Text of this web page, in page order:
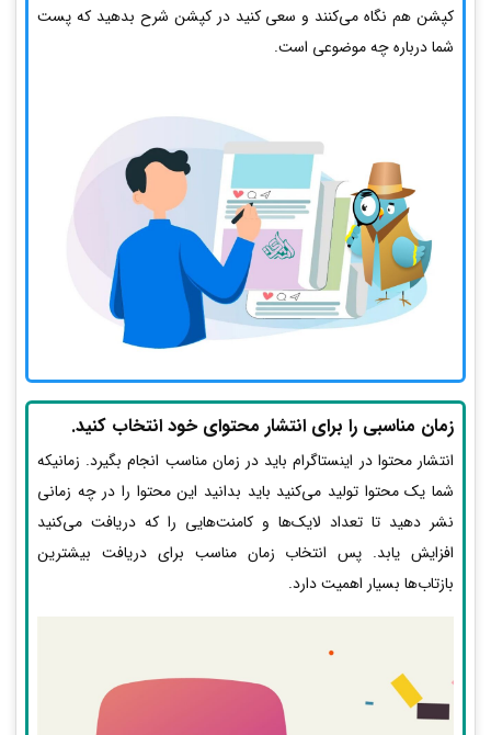
کپشن هم نگاه می‌کنند و سعی کنید در کپشن شرح بدهید که پست
شما درباره چه موضوعی است.
زمان مناسبی را برای انتشار محتوای خود انتخاب کنید.
انتشار محتوا در اینستاگرام باید در زمان مناسب انجام بگیرد. زمانیکه
شما یک محتوا تولید می‌کنید باید بدانید این محتوا را در چه زمانی
نشر دهید تا تعداد لایک‌ها و کامنت‌هایی را که دریافت می‌کنید
افزایش یابد. پس انتخاب زمان مناسب برای دریافت بیشترین
بازتاب‌ها بسیار اهمیت دارد.